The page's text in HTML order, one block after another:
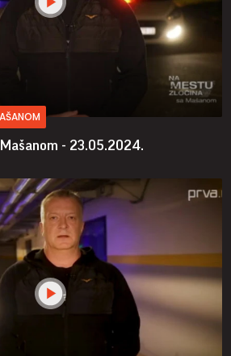
- 23.05.2024.